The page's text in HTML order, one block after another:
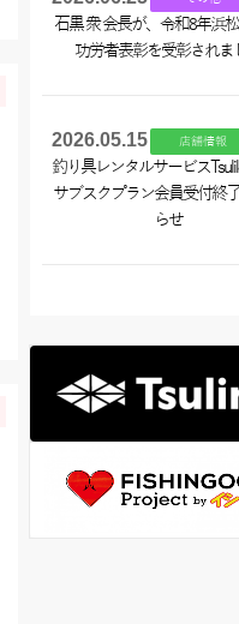
石黒 衆 会長が、令和8年浜
功労者表彰を受彰されま
2026.05.15 店舗情報
釣り具レンタルサービス
サブスクプラン会員受付終
らせ